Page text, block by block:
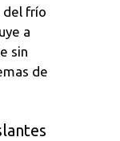
del frío
a
sin
de